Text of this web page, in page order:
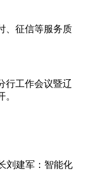
、征信等服务质
行工作会议暨辽
刘建军：智能化